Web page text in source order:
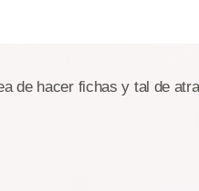
de hacer fichas y tal de